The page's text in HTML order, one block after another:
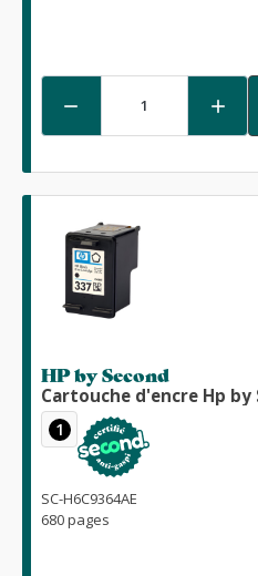
 
HP by Second
Cartouche d'encre Hp by
1
SC-H6C9364AE
680 pages